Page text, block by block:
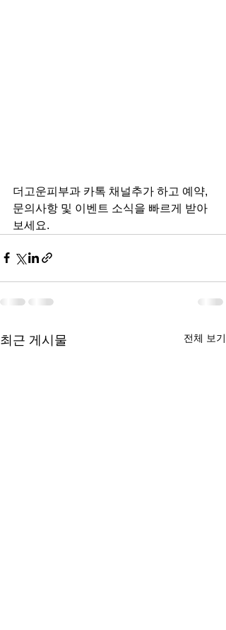
더고운피부과 카톡 채널추가 하고 예약,
문의사항 및 이벤트 소식을 빠르게 받아
보세요.
최근 게시물 전체 보기